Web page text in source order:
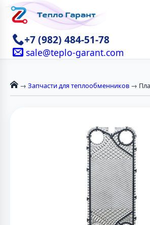
+7 (982) 484-51-78
sale@teplo-garant.com
→ Запчасти для теплообменников →